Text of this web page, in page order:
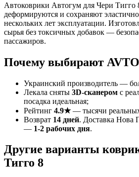
Автоковрики Автогум для Чери Тигго
деформируются и сохраняют
нескольких лет эксплуатации.
сырья без токсичных добавок —
пассажиров.
Почему выбирают
Украинский производитель —
Лекала сняты 3D-сканером с
посадка идеальная;
Рейтинг 4.9★— тысячи
Возврат 14 дней. Доставка Нова
— 1-2 рабочих дня.
Другие варианты
Тигго 8